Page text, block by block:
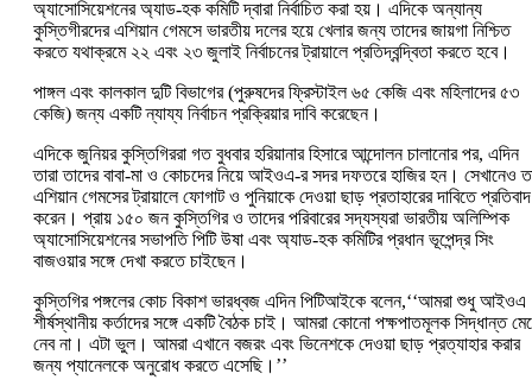
অ্যাসোসিয়েশনের অ্যাড-হক কমিটি দ্বারা নির্বাচিত করা হয়। এদিকে অন্যান্য
কুস্তিগীরদের এশিয়ান গেমসে ভারতীয় দলের হয়ে খেলার জন্য তাদের জায়গা নিশ্চিত
করতে যথাক্রমে ২২ এবং ২৩ জুলাই নির্বাচনের ট্রায়ালে প্রতিদ্বন্দ্বিতা করতে হবে।
পাঙ্গল এবং কালকাল দুটি বিভাগের (পুরুষদের ফ্রিস্টাইল ৬৫ কেজি এবং মহিলাদের ৫৩
কেজি) জন্য একটি ন্যায্য নির্বাচন প্রক্রিয়ার দাবি করেছেন।
এদিকে জুনিয়র কুস্তিগিররা গত বুধবার হরিয়ানার হিসারে আন্দোলন চালানোর পর, এদিন
তারা তাদের বাবা-মা ও কোচদের নিয়ে আইওএ-র সদর দফতরে হাজির হন। সেখানেও
এশিয়ান গেমসের ট্রায়ালে ফোগাট ও পুনিয়াকে দেওয়া ছাড় প্রতাহারের দাবিতে প্রতিবাদ
করেন। প্রায় ১৫০ জন কুস্তিগির ও তাদের পরিবারের সদ্যস্যরা ভারতীয় অলিম্পিক
অ্যাসোসিয়েশনের সভাপতি পিটি উষা এবং অ্যাড-হক কমিটির প্রধান ভূপেন্দ্র সিং
বাজওয়ার সঙ্গে দেখা করতে চাইছেন।
কুস্তিগির পঙ্গলের কোচ বিকাশ ভারধ্বজ এদিন পিটিআইকে বলেন,‘‘আমরা শুধু আইওএ
শীর্ষস্থানীয় কর্তাদের সঙ্গে একটি বৈঠক চাই। আমরা কোনো পক্ষপাতমূলক সিদ্ধান্ত
নেব না। এটা ভুল। আমরা এখানে বজরং এবং ভিনেশকে দেওয়া ছাড় প্রত্যাহার করার
জন্য প্যানেলকে অনুরোধ করতে এসেছি।’’